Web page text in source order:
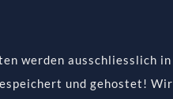
werden ausschliesslich in
und gehostet! Wir